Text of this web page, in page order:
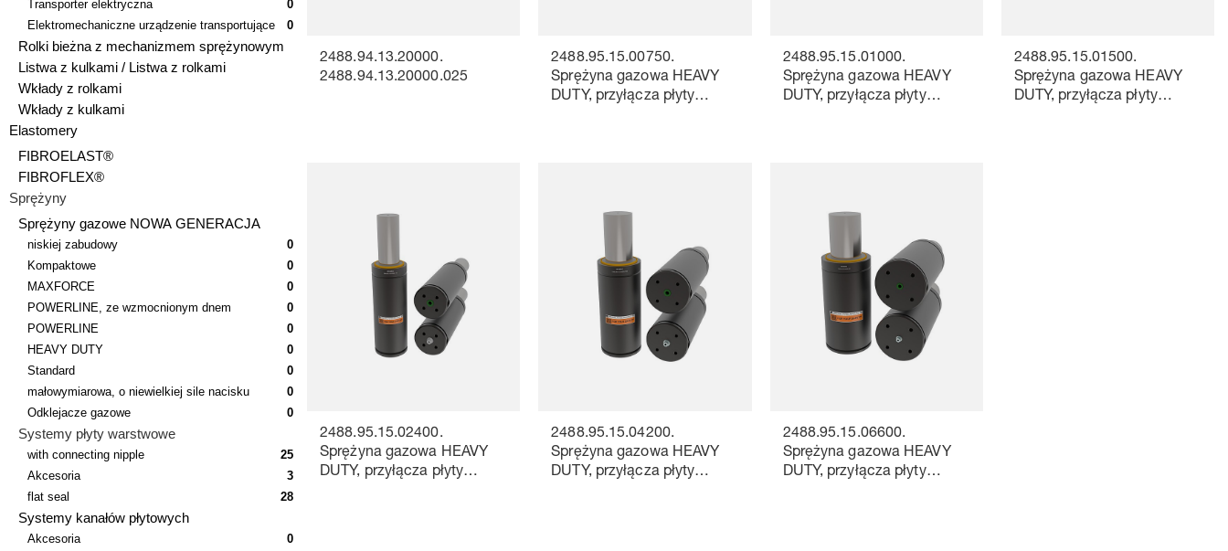
Transporter elektryczna
0
Elektromechaniczne urządzenie transportujące
0
Rolki bieżna z mechanizmem sprężynowym
Listwa z kulkami / Listwa z rolkami
Wkłady z rolkami
Wkłady z kulkami
Elastomery
FIBROELAST®
FIBROFLEX®
Sprężyny
Sprężyny gazowe NOWA GENERACJA
niskiej zabudowy
0
Kompaktowe
0
MAXFORCE
0
POWERLINE, ze wzmocnionym dnem
0
POWERLINE
0
HEAVY DUTY
0
Standard
0
małowymiarowa, o niewielkiej sile nacisku
0
Odklejacze gazowe
0
Systemy płyty warstwowe
with connecting nipple
25
Akcesoria
3
flat seal
28
Systemy kanałów płytowych
Akcesoria
0
2488.94.13.20000.
2488.94.13.20000.025
2488.95.15.00750.
Sprężyna gazowa HEAVY
DUTY, przyłącza płyty
2488.95.15.01000.
Sprężyna gazowa HEAVY
DUTY, przyłącza płyty
2488.95.15.01500.
Sprężyna gazowa HEAVY
DUTY, przyłącza płyty
2488.95.15.02400.
Sprężyna gazowa HEAVY
DUTY, przyłącza płyty
2488.95.15.04200.
Sprężyna gazowa HEAVY
DUTY, przyłącza płyty
2488.95.15.06600.
Sprężyna gazowa HEAVY
DUTY, przyłącza płyty